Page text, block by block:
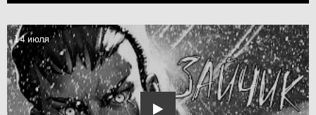
14 июля